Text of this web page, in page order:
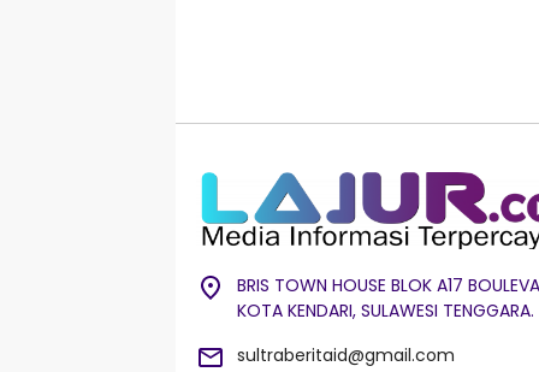
BRIS TOWN HOUSE BLOK A17
KOTA KENDARI, SULAWESI TENGGARA.
sultraberitaid@gmail.com